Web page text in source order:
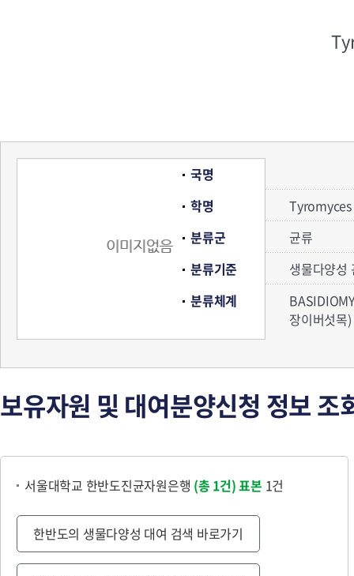
국명
학명
Tyromyces
분류군
균류
분류기준
생물다양성
분류체계
장이버섯목
보유자원 및 대여분양신청 정보 조
서울대학교 한반도진균자원은행 (총 1건)표본 1건
한반도의 생물다양성 대여 검색 바로가기